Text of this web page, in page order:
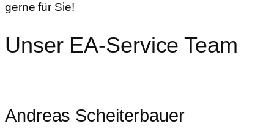
gerne für Sie!
Unser EA-Service Team
Andreas Scheiterbauer